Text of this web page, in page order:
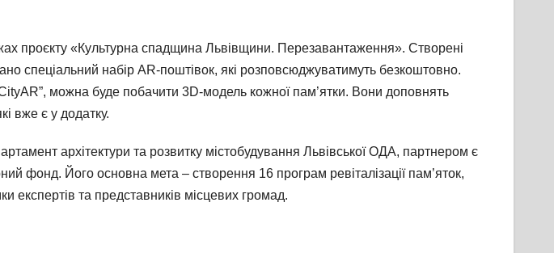
проєкту «Культурна спадщина Львівщини. Перезавантаження». Створені
спеціальний набір AR-поштівок, які розповсюджуватимуть безкоштовно.
можна буде побачити 3D-модель кожної пам’ятки. Вони доповнять
вже є у додатку.
архітектури та розвитку містобудування Львівської ОДА, партнером є
фонд. Його основна мета – створення 16 програм ревіталізації пам’яток,
експертів та представників місцевих громад.